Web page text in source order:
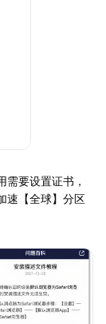
要设置证书，
速【全球】分区